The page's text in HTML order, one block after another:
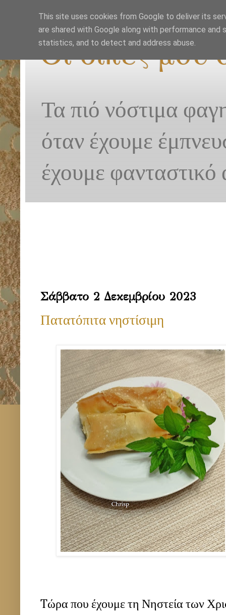
Οι δικές μου
Τα πιό νόστιμα
όταν έχουμε
έχουμε φανταστικό
Σάββατο 2 Δεκεμβρίου 2023
Πατατόπιτα νηστίσιμη
Tώρα που έχουμε τη Νηστεία των
This site uses cookies from Google to deliver its
are shared with Google along with performance
statistics, and to detect and address abuse.